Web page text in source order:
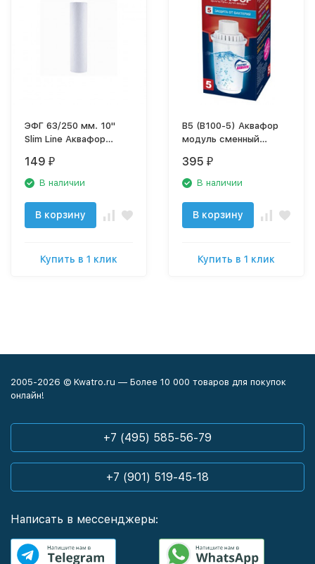
ЭФГ 63/250 мм. 10"
Slim Line Аквафор
фильтрующий для
холодной воды
149 ₽
В наличии
В корзину
Купить в 1 клик
В5 (В100-5) Аквафор
модуль сменный
395 ₽
В наличии
В корзину
Купить в 1 клик
2005-2026 © Kwatro.ru — Более 10 000 товаров для покупок
онлайн!
+7 (495) 585-56-79
+7 (901) 519-45-18
Написать в мессенджеры: